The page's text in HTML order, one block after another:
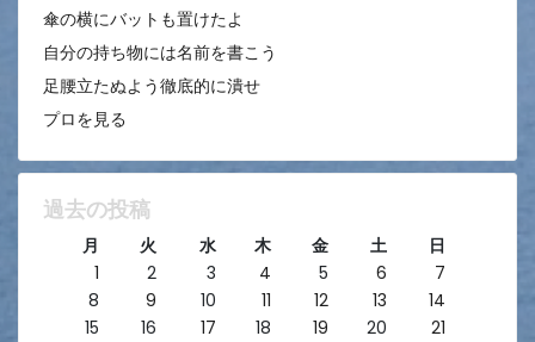
傘の横にバットも置けたよ
自分の持ち物には名前を書こう
足腰立たぬよう徹底的に潰せ
プロを見る
過去の投稿
月 火 水 木 金 土
日
1
2 3 4 5 6
7
8
9 10 11 12 13
14
15
16 17 18 19 20
21